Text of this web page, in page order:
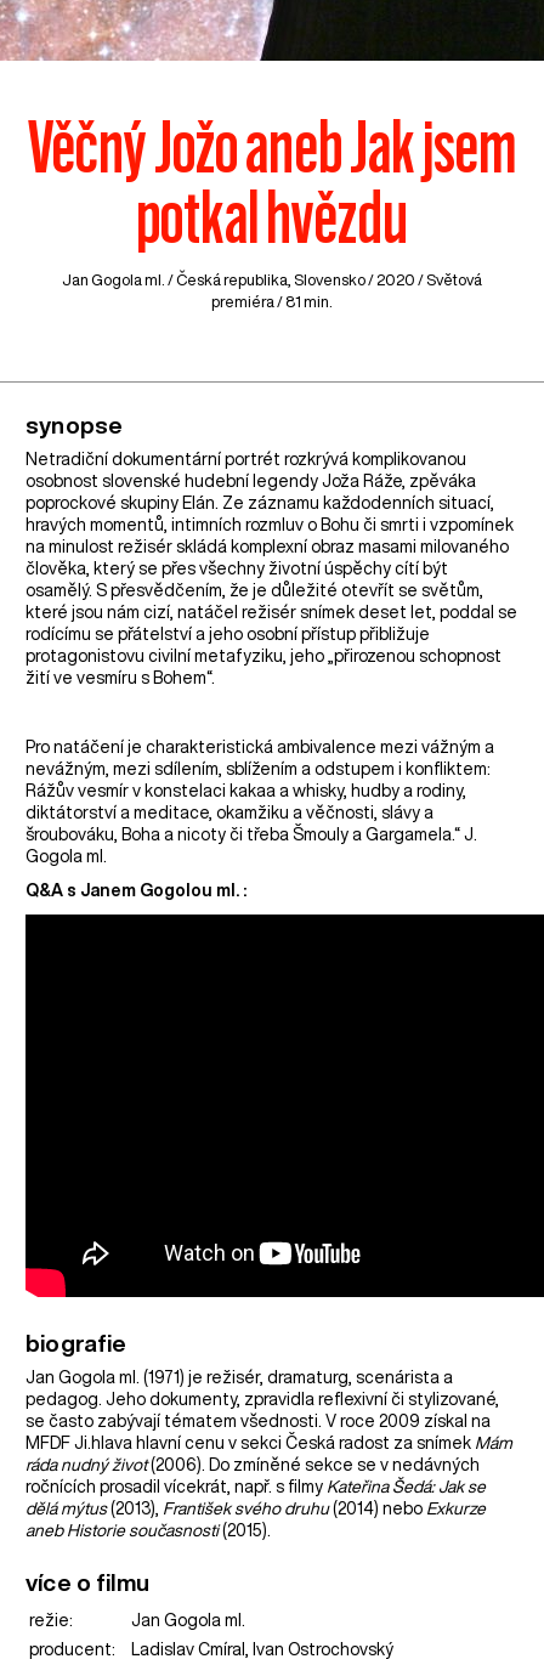
Věčný Jožo aneb Jak jsem
potkal hvězdu
Jan Gogola ml. /Česká republika Slovensko/ 2020 / Světová
premiéra / 81 min.
synopse
Netradiční dokumentární portrét rozkrývá komplikovanou
osobnost slovenské hudební legendy Joža Ráže, zpěváka
poprockové skupiny Elán. Ze záznamu každodenních situací,
hravých momentů, intimních rozmluv o Bohu či smrti i vzpomínek
na minulost režisér skládá komplexní obraz masami milovaného
člověka, který se přes všechny životní úspěchy cítí být
osamělý. S přesvědčením, že je důležité otevřít se světům,
které jsou nám cizí, natáčel režisér snímek deset let, poddal se
rodícímu se přátelství a jeho osobní přístup přibližuje
protagonistovu civilní metafyziku, jeho „přirozenou schopnost
žití ve vesmíru s Bohem“.
Pro natáčení je charakteristická ambivalence mezi vážným a
nevážným, mezi sdílením, sblížením a odstupem i konfliktem:
Rážův vesmír v konstelaci kakaa a whisky, hudby a rodiny,
diktátorství a meditace, okamžiku a věčnosti, slávy a
šroubováku, Boha a nicoty či třeba Šmouly a Gargamela.“ J.
Gogola ml.
Q&A s Janem Gogolou ml. :
biografie
Jan Gogola ml. (1971) je režisér, dramaturg, scenárista a
pedagog. Jeho dokumenty, zpravidla reflexivní či stylizované,
se často zabývají tématem všednosti. V roce 2009 získal na
MFDF Ji.hlava hlavní cenu v sekci Česká radost za snímek Mám
ráda nudný život(2006). Do zmíněné sekce se v nedávných
ročnících prosadil vícekrát, např. s filmy Kateřina Šedá: Jak se
dělá mýtus(2013), František svého druhu(2014) nebo Exkurze
aneb Historie současnosti(2015).
více o filmu
režie:
Jan Gogola ml.
producent:
Ladislav Cmíral, Ivan Ostrochovský